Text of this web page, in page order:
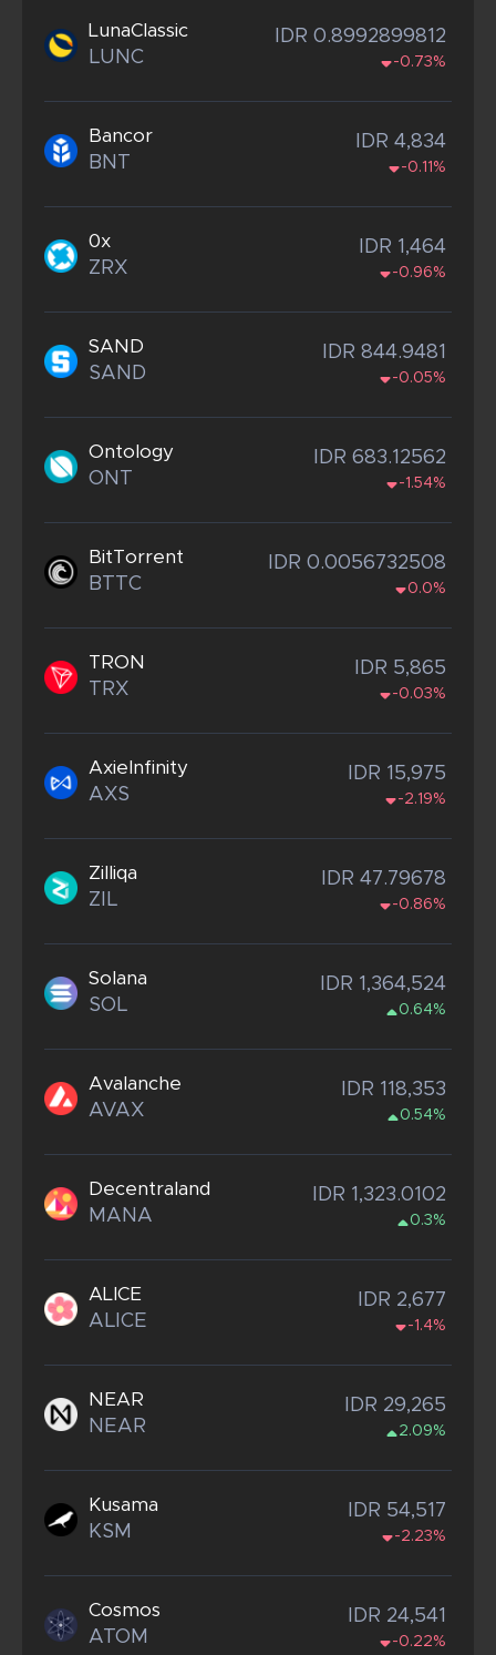
LunaClassic
LUNC
IDR 0.8992899812
-0.73%
Bancor
BNT
IDR 4,834
-0.11%
0x
ZRX
IDR 1,464
-0.96%
SAND
SAND
IDR 844.9481
-0.05%
Ontology
ONT
IDR 683.12562
-1.54%
BitTorrent
BTTC
IDR 0.0056732508
0.0%
TRON
TRX
IDR 5,865
-0.03%
AxieInfinity
AXS
IDR 15,975
-2.19%
Zilliqa
ZIL
IDR 47.79678
-0.86%
Solana
SOL
IDR 1,364,524
0.64%
Avalanche
AVAX
IDR 118,353
0.54%
Decentraland
MANA
IDR 1,323.0102
0.3%
ALICE
ALICE
IDR 2,677
-1.4%
NEAR
NEAR
IDR 29,265
2.09%
Kusama
KSM
IDR 54,517
-2.23%
Cosmos
ATOM
IDR 24,541
-0.22%